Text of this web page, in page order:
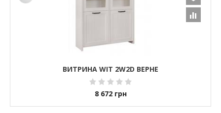
ВИТРИНА WIT 2W2D ВЕРНЕ
8 672 грн